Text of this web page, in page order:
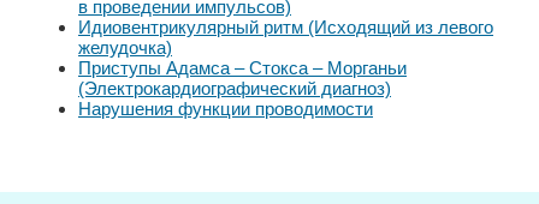
в проведении импульсов)
Идиовентрикулярный ритм (Исходящий из левого
желудочка)
Приступы Адамса – Стокса – Морганьи
(Электрокардиографический диагноз)
Нарушения функции проводимости